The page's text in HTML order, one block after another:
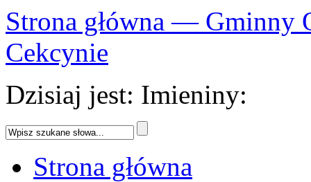
Strona główna — Gminny
Cekcynie
Dzisiaj jest: Imieniny:
Strona główna